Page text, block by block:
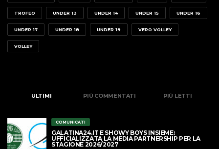
TROFEO UNDER 13 UNDER 14 UNDER 15 UNDER 16
UNDER 17 UNDER 18 UNDER 19 VERO VOLLEY
VOLLEY
ULTIMI PIÙ COMMENTATI PIÙ LETTI
COMUNICATI
GALATINA24.IT E SHOWY BOYS INSIEME:
UFFICIALIZZATA LA MEDIA PARTNERSHIP PER LA
STAGIONE 2026/2027